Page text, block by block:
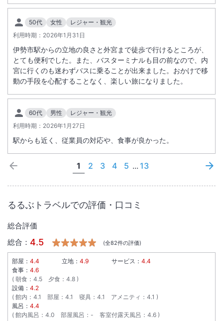
50代 女性
レジャー・観光
利用時期： 2026年1月31日
伊勢市駅からの立地の良さと外宮まで徒歩で行けるところが、
とても便利でした。また、バスターミナルも目の前なので、内
宮に行くのも迷わずバスに乗ることが出来ました。おかけで移
動の手段を心配することなく、楽しい旅になりました。
60代 男性
レジャー・観光
利用時期： 2026年1月27日
駅からも近く、従業員の対応や、食事が良かった。
1 2 3 4 5 ... 13
るるぶトラベルでの評価・口コミ
総合評価
総合： 4.5 (全82件の評価)
部屋： 4.4 立地： 4.9 サービス： 4.4
食事： 4.6
朝食 ： 4.5 夕食 ： 4.8
設備： 4.2
館内 ： 4.1 部屋 ： 4.1 寝具 ： 4.1 アメニティ ： 4.1
風呂： 4.4
館内風呂 ： 4.0 部屋風呂 ： - 客室付露天風呂 ： 4.6